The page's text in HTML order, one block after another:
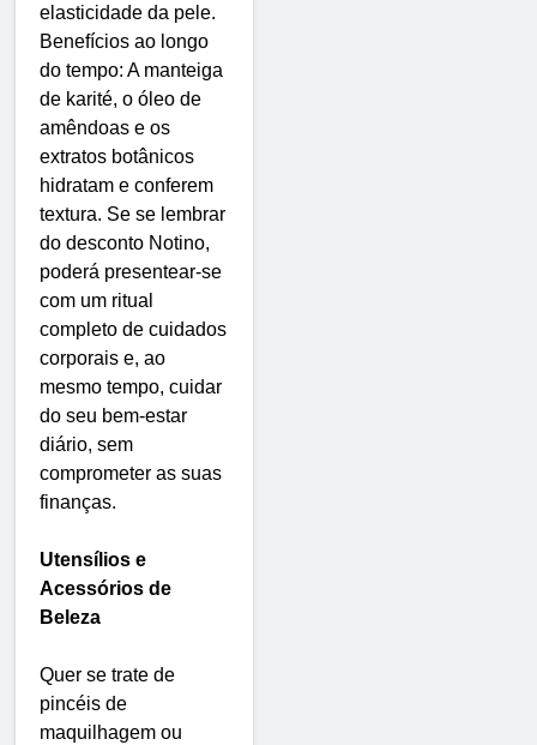
elasticidade da pele.
Benefícios ao longo
do tempo: A manteiga
de karité, o óleo de
amêndoas e os
extratos botânicos
hidratam e conferem
textura. Se se lembrar
do desconto Notino,
poderá presentear-se
com um ritual
completo de cuidados
corporais e, ao
mesmo tempo, cuidar
do seu bem-estar
diário, sem
comprometer as suas
finanças.
Utensílios e
Acessórios de
Beleza
Quer se trate de
pincéis de
maquilhagem ou